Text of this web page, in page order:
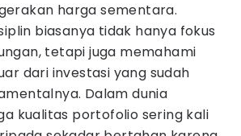
harga sementara.
biasanya tidak hanya fokus
tetapi juga memahami
dari investasi yang sudah
Dalam dunia
kualitas portofolio sering kali